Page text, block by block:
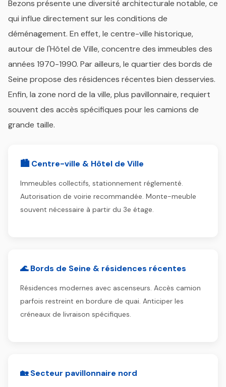
Bezons présente une diversité architecturale notable, ce
qui influe directement sur les conditions de
déménagement. En effet, le centre-ville historique,
autour de l'Hôtel de Ville, concentre des immeubles des
années 1970-1990. Par ailleurs, le quartier des bords de
Seine propose des résidences récentes bien desservies.
Enfin, la zone nord de la ville, plus pavillonnaire, requiert
souvent des accès spécifiques pour les camions de
grande taille.
🏙️ Centre-ville & Hôtel de Ville
Immeubles collectifs, stationnement réglementé.
Autorisation de voirie recommandée. Monte-meuble
souvent nécessaire à partir du 3e étage.
🌊 Bords de Seine & résidences récentes
Résidences modernes avec ascenseurs. Accès camion
parfois restreint en bordure de quai. Anticiper les
créneaux de livraison spécifiques.
🏡 Secteur pavillonnaire nord